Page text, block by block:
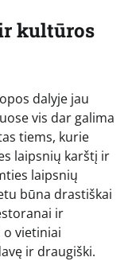
kultūros
dalyje jau
vis dar galima
tiems, kurie
laipsnių karštį ir
laipsnių
būna drastiškai
ir
vietiniai
ir draugiški.